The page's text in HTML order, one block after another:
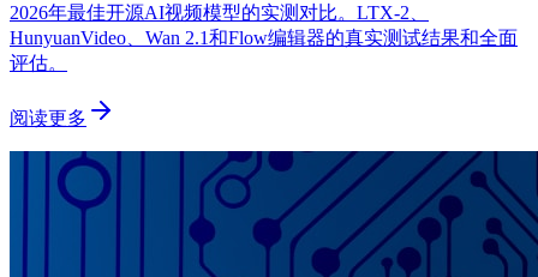
2026年最佳开源AI视频模型的实测对比。LTX-2、
HunyuanVideo、Wan 2.1和Flow编辑器的真实测试结果和全面
评估。
阅读更多